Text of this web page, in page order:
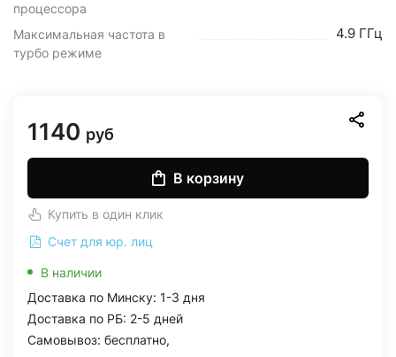
процессора
Максимальная частота в
турбо режиме
4.9 ГГц
1140 руб
В корзину
Купить в один клик
Счет для юр. лиц
В наличии
Доставка по Минску: 1-3 дня
Доставка по РБ: 2-5 дней
Самовывоз: бесплатно,